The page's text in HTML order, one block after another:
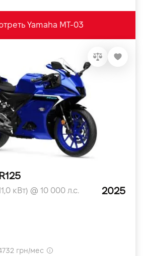
Yamaha MT-03
кВт) @ 10 000 л.с. 2025
грн/мес